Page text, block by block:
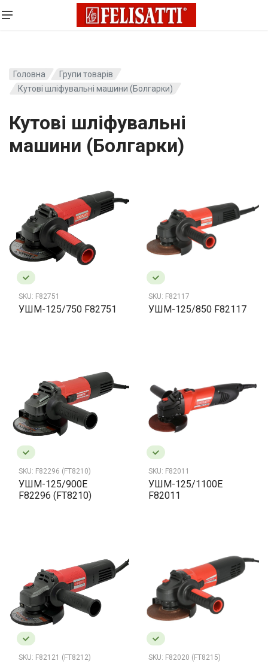
Головна
Групи товарів
Кутові шліфувальні машини (Болгарки)
Кутові шліфувальні
машини (Болгарки)
SKU: F82751
УШМ-125/750 F82751
SKU: F82117
УШМ-125/850 F82117
SKU: F82296 (FT8210)
УШМ-125/900Е
F82296 (FT8210)
SKU: F82011
УШМ-125/1100Е
F82011
SKU: F82121 (FT8212) SKU: F82020 (FT8215)